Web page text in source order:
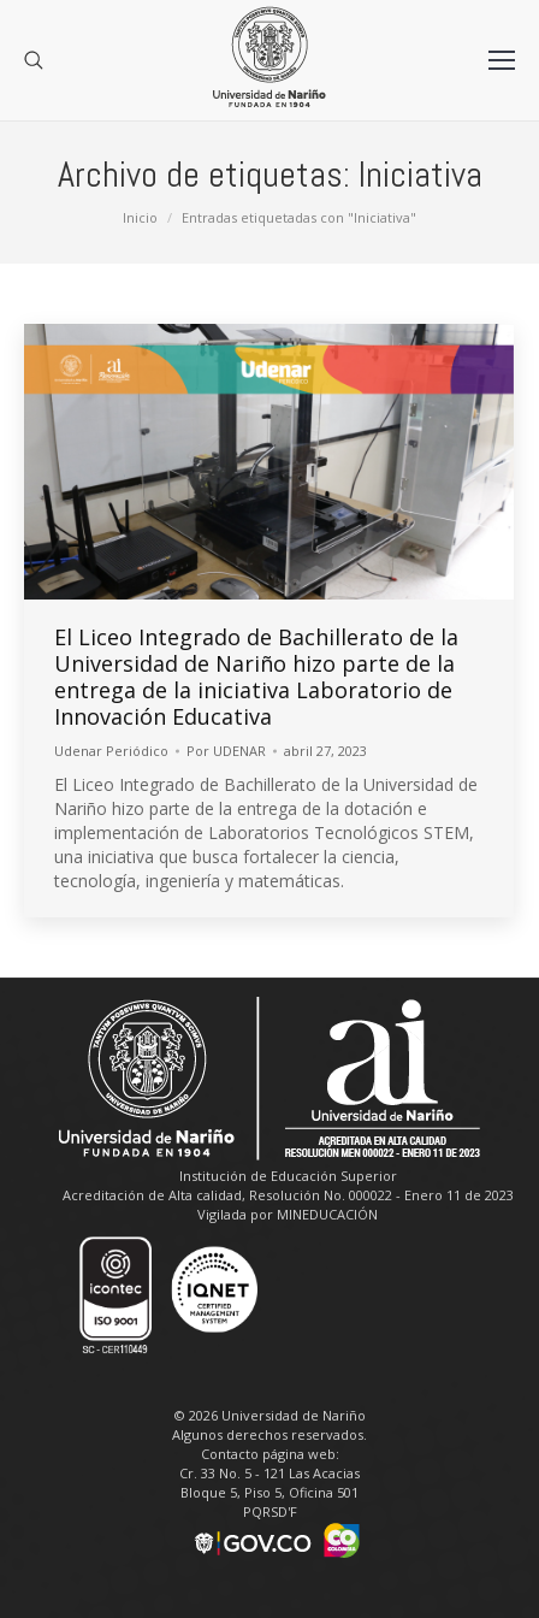
Archivo de etiquetas: Iniciativa
Inicio Entradas etiquetadas con "Iniciativa"
El Liceo Integrado de Bachillerato de la
Universidad de Nariño hizo parte de la
entrega de la iniciativa Laboratorio de
Innovación Educativa
Udenar Periódico Por UDENAR abril 27, 2023
El Liceo Integrado de Bachillerato de la Universidad de
Nariño hizo parte de la entrega de la dotación e
implementación de Laboratorios Tecnológicos STEM,
una iniciativa que busca fortalecer la ciencia,
tecnología, ingeniería y matemáticas.
Institución de Educación Superior
Acreditación de Alta calidad, Resolución No. 000022 - Enero 11 de 2023
Vigilada por MINEDUCACIÓN
© 2026 Universidad de Nariño
Algunos derechos reservados.
Contacto página web:
Cr. 33 No. 5 - 121 Las Acacias
Bloque 5, Piso 5, Oficina 501
PQRSD'F